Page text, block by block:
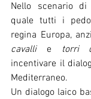
Nello scenario
quale tutti i
cavalli e torri
incentivare il
Mediterraneo.
Un dialogo laico